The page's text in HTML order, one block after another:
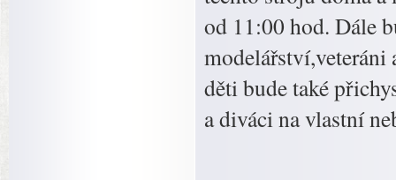
od 11:00 hod. Dále
modelářství,veteráni
děti bude také
a diváci na vlastní